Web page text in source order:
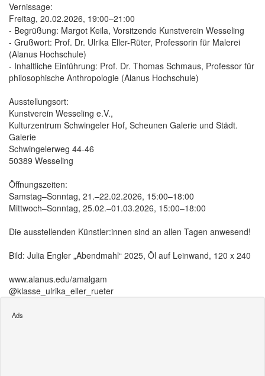
Vernissage:
Freitag, 20.02.2026, 19:00–21:00
- Begrüßung: Margot Keila, Vorsitzende Kunstverein Wesseling
- Grußwort: Prof. Dr. Ulrika Eller-Rüter, Professorin für Malerei
(Alanus Hochschule)
- Inhaltliche Einführung: Prof. Dr. Thomas Schmaus, Professor für
philosophische Anthropologie (Alanus Hochschule)
Ausstellungsort:
Kunstverein Wesseling e.V.,
Kulturzentrum Schwingeler Hof, Scheunen Galerie und Städt.
Galerie
Schwingelerweg 44-46
50389 Wesseling
Öffnungszeiten:
Samstag–Sonntag, 21.–22.02.2026, 15:00–18:00
Mittwoch–Sonntag, 25.02.–01.03.2026, 15:00–18:00
Die ausstellenden Künstler:innen sind an allen Tagen anwesend!
Bild: Julia Engler „Abendmahl“ 2025, Öl auf Leinwand, 120 x 240
www.alanus.edu/amalgam
@klasse_ulrika_eller_rueter
Ads